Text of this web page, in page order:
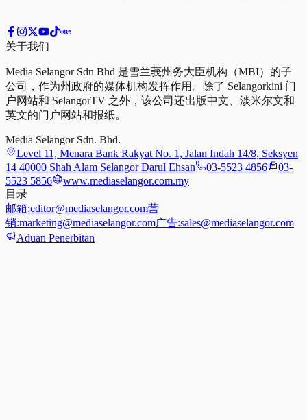
关于我们
Media Selangor Sdn Bhd 是雪兰莪州务大臣机构（MBI）的子
公司，作为州政府的媒体机构发挥作用。除了 Selangorkini 门
户网站和 SelangorTV 之外，该公司还出版中文、淡米尔文和
英文的门户网站和报纸。
Media Selangor Sdn. Bhd.
Level 11, Menara Bank Rakyat No. 1, Jalan Indah 14/8, Seksyen
14 40000 Shah Alam Selangor Darul Ehsan
03-5523 4856
03-
5523 5856
www.mediaselangor.com.my
目录
邮箱:editor@mediaselangor.com营
销:marketing@mediaselangor.com广告:sales@mediaselangor.com
Aduan Penerbitan